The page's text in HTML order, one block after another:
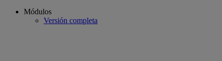
Módulos
Versión completa